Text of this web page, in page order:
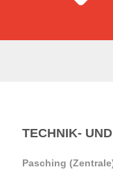
TECHNIK-
Pasching